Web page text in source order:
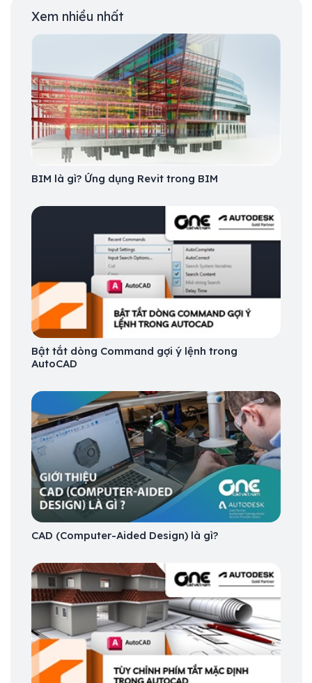
Xem nhiều nhất
BIM là gì? Ứng dụng Revit trong BIM
Bật tắt dòng Command gợi ý lệnh trong
AutoCAD
CAD (Computer-Aided Design) là gì?